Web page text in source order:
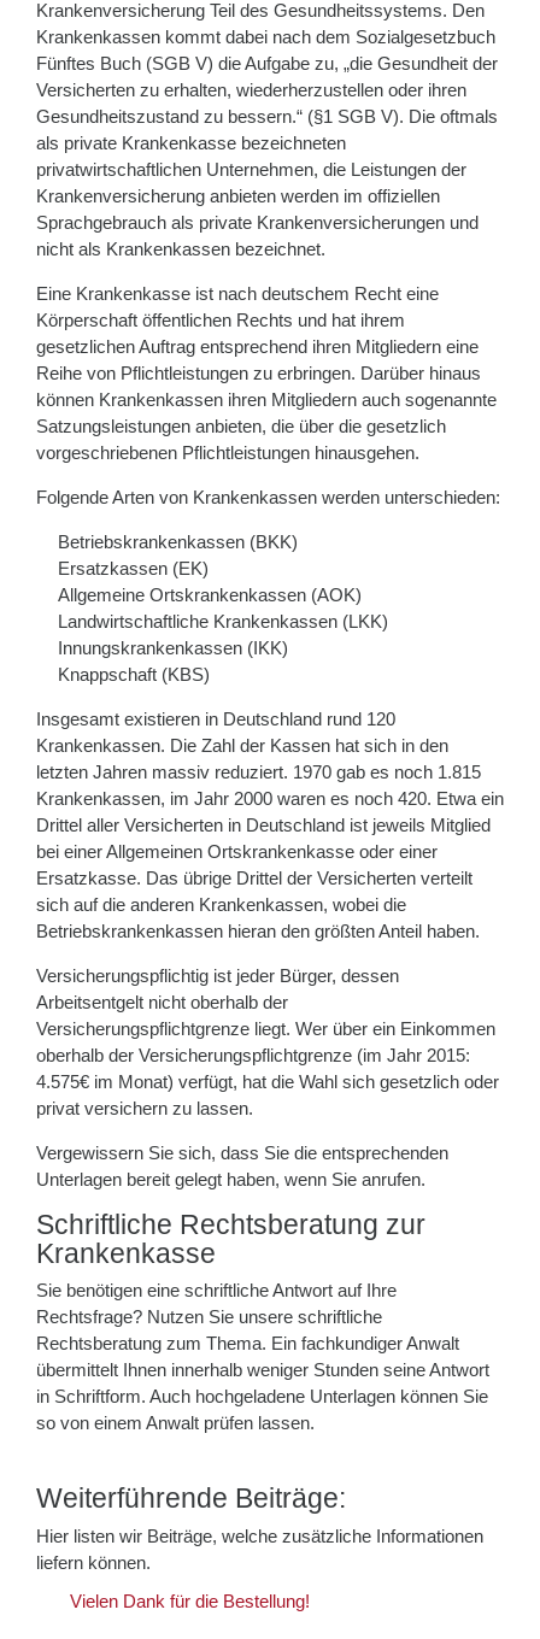
Krankenversicherung Teil des Gesundheitssystems. Den
Krankenkassen kommt dabei nach dem Sozialgesetzbuch
Fünftes Buch (SGB V) die Aufgabe zu, „die Gesundheit der
Versicherten zu erhalten, wiederherzustellen oder ihren
Gesundheitszustand zu bessern.“ (§1 SGB V). Die oftmals
als private Krankenkasse bezeichneten
privatwirtschaftlichen Unternehmen, die Leistungen der
Krankenversicherung anbieten werden im offiziellen
Sprachgebrauch als private Krankenversicherungen und
nicht als Krankenkassen bezeichnet.
Eine Krankenkasse ist nach deutschem Recht eine
Körperschaft öffentlichen Rechts und hat ihrem
gesetzlichen Auftrag entsprechend ihren Mitgliedern eine
Reihe von Pflichtleistungen zu erbringen. Darüber hinaus
können Krankenkassen ihren Mitgliedern auch sogenannte
Satzungsleistungen anbieten, die über die gesetzlich
vorgeschriebenen Pflichtleistungen hinausgehen.
Folgende Arten von Krankenkassen werden unterschieden:
Betriebskrankenkassen (BKK)
Ersatzkassen (EK)
Allgemeine Ortskrankenkassen (AOK)
Landwirtschaftliche Krankenkassen (LKK)
Innungskrankenkassen (IKK)
Knappschaft (KBS)
Insgesamt existieren in Deutschland rund 120
Krankenkassen. Die Zahl der Kassen hat sich in den
letzten Jahren massiv reduziert. 1970 gab es noch 1.815
Krankenkassen, im Jahr 2000 waren es noch 420. Etwa ein
Drittel aller Versicherten in Deutschland ist jeweils Mitglied
bei einer Allgemeinen Ortskrankenkasse oder einer
Ersatzkasse. Das übrige Drittel der Versicherten verteilt
sich auf die anderen Krankenkassen, wobei die
Betriebskrankenkassen hieran den größten Anteil haben.
Versicherungspflichtig ist jeder Bürger, dessen
Arbeitsentgelt nicht oberhalb der
Versicherungspflichtgrenze liegt. Wer über ein Einkommen
oberhalb der Versicherungspflichtgrenze (im Jahr 2015:
4.575€ im Monat) verfügt, hat die Wahl sich gesetzlich oder
privat versichern zu lassen.
Vergewissern Sie sich, dass Sie die entsprechenden
Unterlagen bereit gelegt haben, wenn Sie anrufen.
Schriftliche Rechtsberatung zur
Krankenkasse
Sie benötigen eine schriftliche Antwort auf Ihre
Rechtsfrage? Nutzen Sie unsere schriftliche
Rechtsberatung zum Thema. Ein fachkundiger Anwalt
übermittelt Ihnen innerhalb weniger Stunden seine Antwort
in Schriftform. Auch hochgeladene Unterlagen können Sie
so von einem Anwalt prüfen lassen.
Weiterführende Beiträge:
Hier listen wir Beiträge, welche zusätzliche Informationen
liefern können.
Vielen Dank für die Bestellung!